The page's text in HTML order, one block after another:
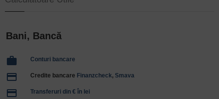
Bani, Bancă
work Conturi bancare
payment Credite bancare Finanzcheck, Smava
payment Transferuri din € în lei